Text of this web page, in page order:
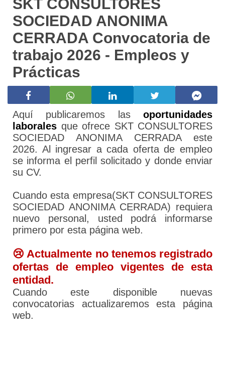
SKT CONSULTORES
SOCIEDAD ANONIMA
CERRADA Convocatoria de
trabajo 2026 - Empleos y
Prácticas
Aquí publicaremos las oportunidades
laborales que ofrece SKT CONSULTORES
SOCIEDAD ANONIMA CERRADA este
2026. Al ingresar a cada oferta de empleo
se informa el perfil solicitado y donde enviar
su CV.
Cuando esta empresa(SKT CONSULTORES
SOCIEDAD ANONIMA CERRADA) requiera
nuevo personal, usted podrá informarse
primero por esta página web.
😢 Actualmente no tenemos registrado
ofertas de empleo vigentes de esta
entidad.
Cuando este disponible nuevas
convocatorias actualizaremos esta página
web.